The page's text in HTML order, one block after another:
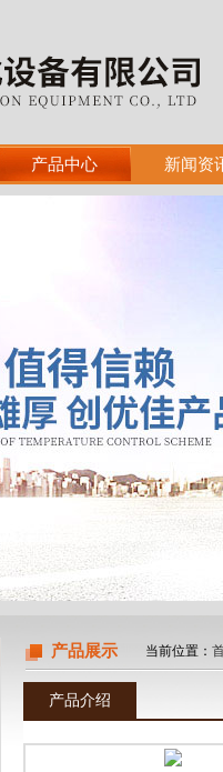
产品中心 新闻资
产品展示 当前位置：
产品介绍